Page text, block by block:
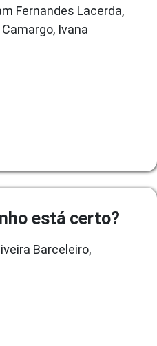
Fernandes Lacerda,
Ivana
está certo?
Barceleiro,